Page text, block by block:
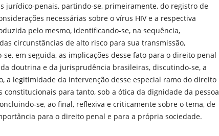
jurídico-penais, partindo-se, primeiramente, do registro de
necessárias sobre o vírus HIV e a respectiva
pelo mesmo, identificando-se, na sequência,
circunstâncias de alto risco para sua transmissão,
se, em seguida, as implicações desse fato para o direito penal
doutrina e da jurisprudência brasileiras, discutindo-se, a
a legitimidade da intervenção desse especial ramo do direito
constitucionais para tanto, sob a ótica da dignidade da pessoa
se, ao final, reflexiva e criticamente sobre o tema, de
para o direito penal e para a própria sociedade.